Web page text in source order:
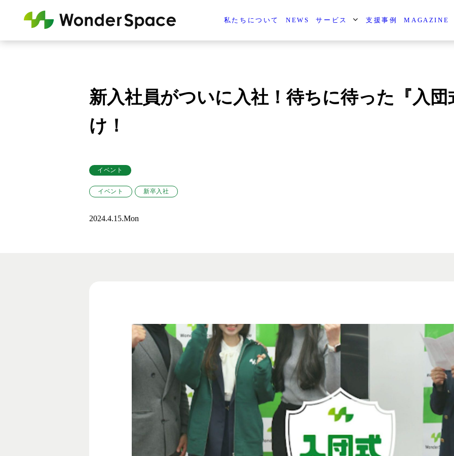
私たちについて NEWS サービス 支援事例 MAGAZINE
新入社員がついに入社！待ちに待った『入
け！
イベント
イベント 新卒入社
2024.4.15.Mon